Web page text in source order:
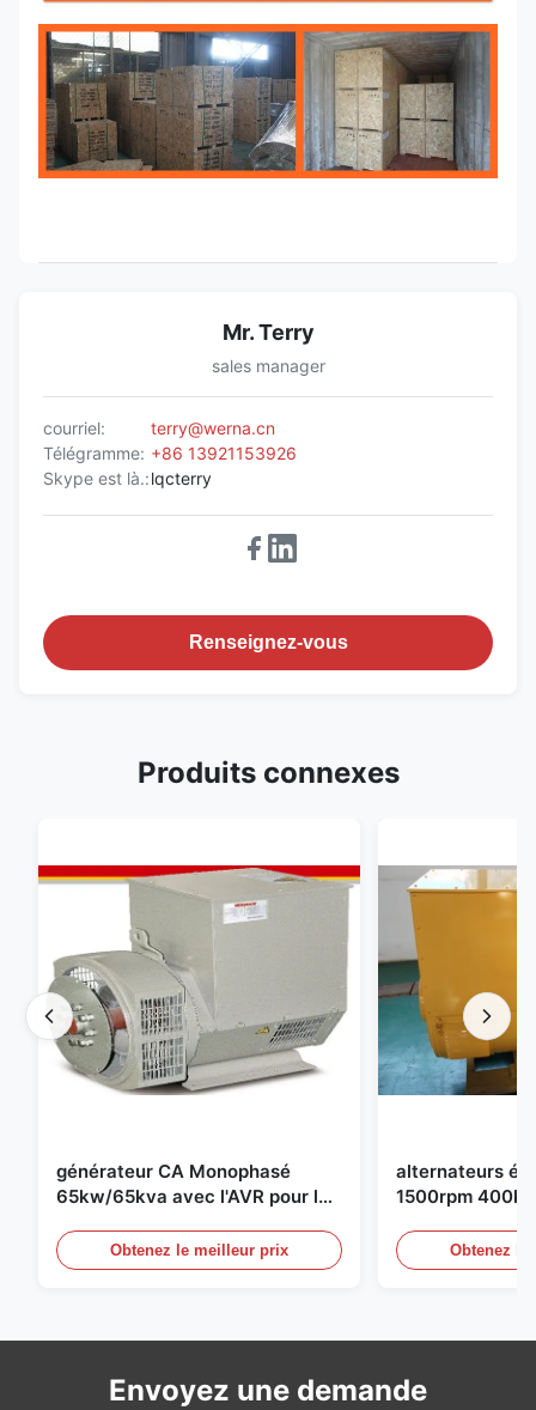
Mr. Terry
sales manager
courriel:
terry@werna.cn
Télégramme: +86 13921153926
Skype est là.:lqcterry
Renseignez-vous
Produits connexes
générateur CA Monophasé
65kw/65kva avec l'AVR pour le
Obtenez le meilleur prix
alternateurs
1500rpm
Obtenez
Envoyez une demande